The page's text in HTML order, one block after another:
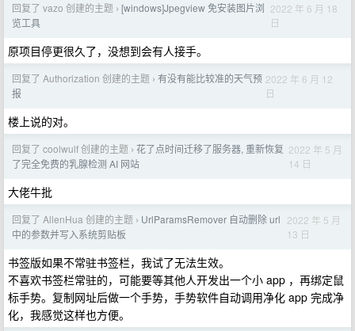
回复了 vazo 创建的主题 › [windows]Jpegview 免安装图片浏
览工具
2022 年 6 月 18
日
原项目停更很久了，没想到会有人接手。
回复了 Authorization 创建的主题 › 有没有能比较准的天气预
报
2022 年 6 月 12
日
楼上说的对。
回复了 coolwulf 创建的主题 › 花了点时间迁移了服务器, 重新恢复
了完全免费的乳腺检测 AI 网站
2022 年 5 月
14 日
大佬牛批
回复了 AllenHua 创建的主题 › UrlParamsRemover 自动删除 url
中的参数并写入系统剪贴板
2022 年 5 月
13 日
书签版如果不常驻书签栏，我试了无法生效。
不喜欢书签栏常驻的，可能要等其他人开发出一个小 app ，再绑定鼠
标手势。复制网址后做一个手势，手势软件自动调用净化 app 完成净
化，我感觉这样也方便。